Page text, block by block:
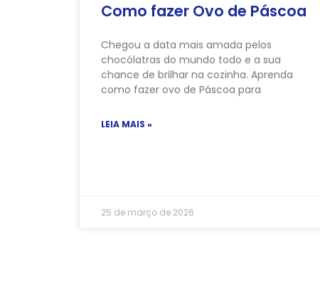
Como fazer Ovo de Páscoa
Chegou a data mais amada pelos
chocólatras do mundo todo e a sua
chance de brilhar na cozinha. Aprenda
como fazer ovo de Páscoa para
LEIA MAIS »
25 de março de 2026